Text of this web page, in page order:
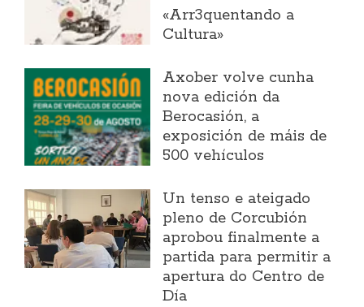
«Arr3quentando a
Cultura»
Axober volve cunha
nova edición da
Berocasión, a
exposición de máis de
500 vehículos
Un tenso e ateigado
pleno de Corcubión
aprobou finalmente a
partida para permitir a
apertura do Centro de
Día